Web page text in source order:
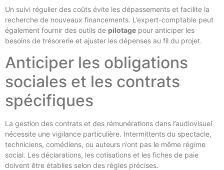
Un suivi régulier des coûts évite les dépassements et facilite la
recherche de nouveaux financements. L’expert-comptable peut
également fournir des outils de pilotage pour anticiper les
besoins de trésorerie et ajuster les dépenses au fil du projet.
Anticiper les obligations
sociales et les contrats
spécifiques
La gestion des contrats et des rémunérations dans l’audiovisuel
nécessite une vigilance particulière. Intermittents du spectacle,
techniciens, comédiens, ou auteurs n’ont pas le même régime
social. Les déclarations, les cotisations et les fiches de paie
doivent être établies selon des règles précises.